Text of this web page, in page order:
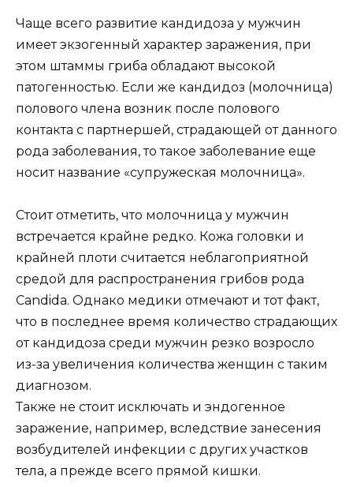
Чаще всего развитие кандидоза у мужчин
имеет экзогенный характер заражения, при
этом штаммы гриба обладают высокой
патогенностью. Если же кандидоз (молочница)
полового члена возник после полового
контакта с партнершей, страдающей от данного
рода заболевания, то такое заболевание еще
носит название «супружеская молочница».
Стоит отметить, что молочница у мужчин
встречается крайне редко. Кожа головки и
крайней плоти считается неблагоприятной
средой для распространения грибов рода
Candida. Однако медики отмечают и тот факт,
что в последнее время количество страдающих
от кандидоза среди мужчин резко возросло
из-за увеличения количества женщин с таким
диагнозом.
Также не стоит исключать и эндогенное
заражение, например, вследствие занесения
возбудителей инфекции с других участков
тела, а прежде всего прямой кишки.